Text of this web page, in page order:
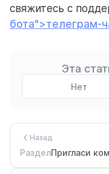
свяжитесь с
бота">телеграм-
Эта
Нет
Назад
РазделПригласи